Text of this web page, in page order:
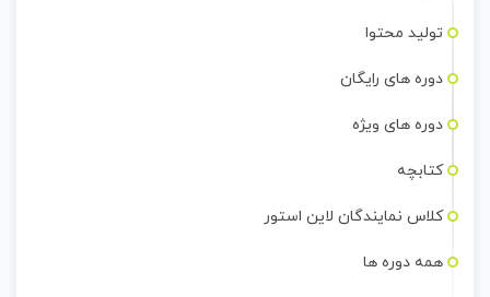
تولید محتوا
دوره های رایگان
دوره های ویژه
کتابچه
کلاس نمایندگان لاین استور
همه دوره ها